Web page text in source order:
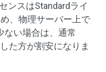
ンスはStandardライ
、物理サーバー上で
ない場合は、通常
た方が割安になりま